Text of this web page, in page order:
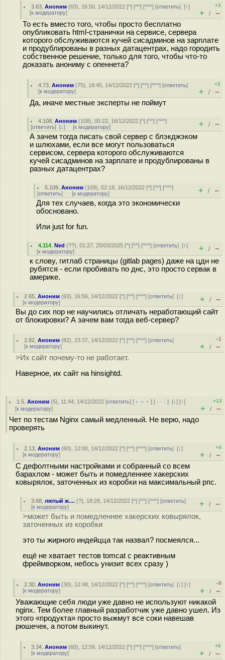
3.63 ,Аноним (63), 16:50, 14/12/2022 [^] [^^] [^^^] [ответить][↑]
[к модератору]
+3
+ / –
То есть вместо того, чтобы просто бесплатно
опубликовать html-странички на сервисе, сервера
которого обслуживаются кучей сисадминов на зарплате
и продублированы в разных датацентрах, надо городить
собственное решение, только для того, чтобы что-то
доказать анониму с опеннета?
4.73 ,Аноним (75), 19:45, 14/12/2022 [^] [^^] [^^^] [ответить]
[к модератору]
+3
+ / –
Да, иначе местные эксперты не поймут
4.108 ,Аноним (108), 00:22, 16/12/2022 [^] [^^] [^^^]
[ответить] [↓] [к модератору] + / –
А зачем тогда писать свой сервер с блэкджэком
и шлюхами, если все могут пользоваться
сервисом, сервера которого обслуживаются
кучей сисадминов на зарплате и продублированы в
разных датацентрах?
5.109 ,Аноним (109), 02:19, 16/12/2022 [^] [^^] [^^^]
[ответить] [к модератору] + / –
Для тех случаев, когда это экономически
обосновано.
Или just for fun.
4.114 ,Ned (??), 01:27, 25/03/2025 [^] [^^] [^^^] [ответить][↑]
[к модератору] + / –
к слову, гитлаб страницы (gitlab pages) даже на цдн не
рубятся - если пробивать по днс, это просто сервак в
америке.
2.65 ,Аноним (63), 16:56, 14/12/2022 [^] [^^] [^^^] [ответить][↑]
[к модератору] + / –
Вы до сих пор не научились отличать неработающий сайт
от блокировки? А зачем вам тогда веб-сервер?
2.82 ,Аноним (82), 23:37, 14/12/2022 [^] [^^] [^^^] [ответить]
[к модератору]
–1
+ / –
>Их сайт почему-то не работает.
Наверное, их сайт на hinsightd.
1.5 ,Аноним (5), 11:44, 14/12/2022 [ответить] [ ﹢﹢﹢] [ · · ·][↓] [↑]
[к модератору]
+13
+ / –
Чет по тестам Nginx самый медленный. Не верю, надо
проверять
2.13 ,Аноним (60), 12:00, 14/12/2022 [^] [^^] [^^^] [ответить][↓]
[к модератору]
+4
+ / –
С дефолтными настройками и собранный со всем
барахлом - может быть и помедленнее хакерских
ковырялок, заточенных из коробки на максимальный рпс.
3.68 ,лютый ж.... (?), 18:28, 14/12/2022 [^] [^^] [^^^] [ответить]
[к модератору] + / –
>может быть и помедленнее хакерских ковырялок,
заточенных из коробки
это ты жирного индейцца так назвал? посмеялся...
ещё не хватает тестов tomcat с реактивным
фреймворком, небось унизит всех сразу )
2.30 ,Аноним (30), 12:48, 14/12/2022 [^] [^^] [^^^] [ответить][↓] [↑]
[к модератору]
–9
+ / –
Уважающие себя люди уже давно не используют никакой
nginx. Тем более главный разработчик уже давно ушел. Из
этого «продукта» просто выжмут все соки навешав
рюшечек, а потом выкинут.
3.34 ,Аноним (60), 12:59, 14/12/2022 [^] [^^] [^^^] [ответить]
[к модератору]
+6
+ / –